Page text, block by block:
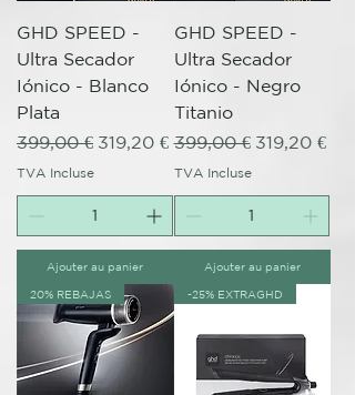
GHD SPEED -
Ultra Secador
Iónico - Blanco
Plata
Prix original
399,00 € Prix promotionnel
319,20 €
TVA Incluse
Ajouter au panier
GHD SPEED -
Ultra Secador
Iónico - Negro
Titanio
Prix original
399,00 € Prix
319,20 €
TVA Incluse
Ajouter au panier
20% REBAJAS -25% EXTRAGHD